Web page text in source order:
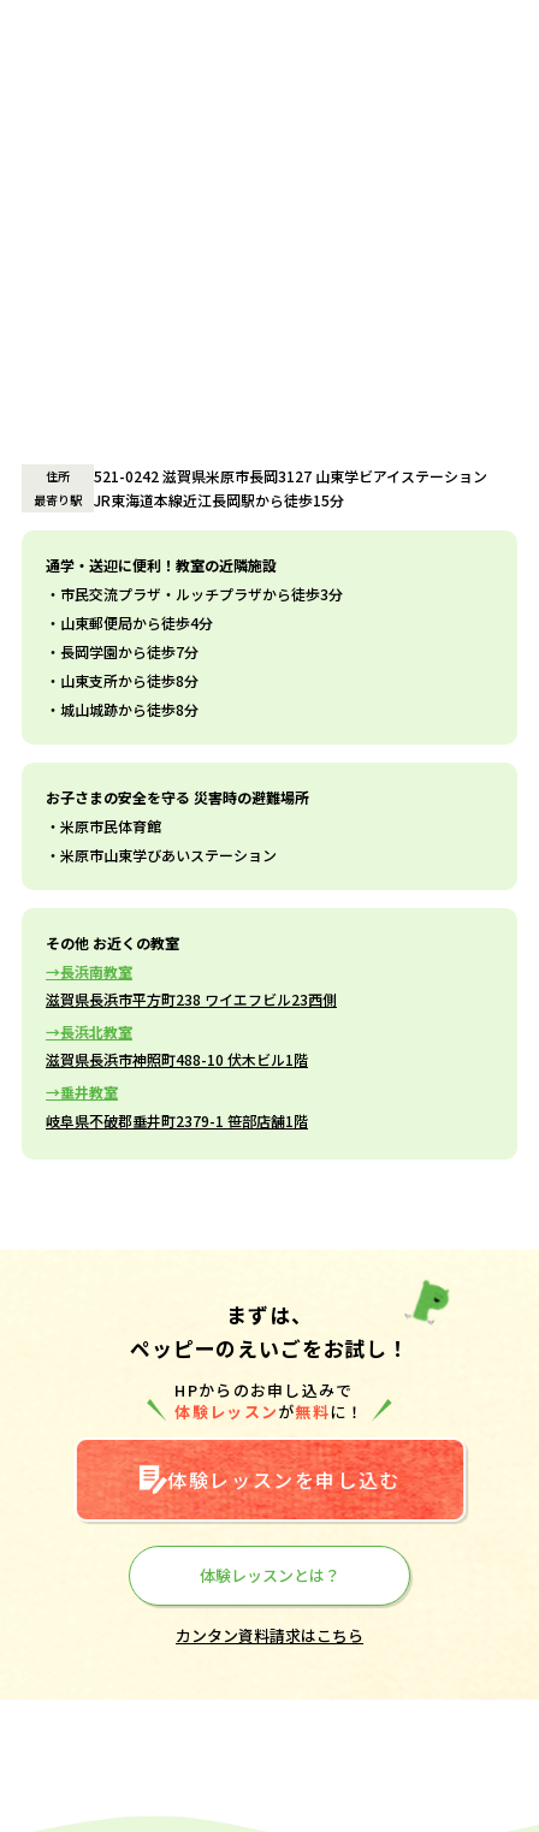
住所 521-0242 滋賀県米原市長岡3127 山東学ビアイステーション
最寄り駅 JR東海道本線近江長岡駅から徒歩15分
通学・送迎に便利！教室の近隣施設
市民交流プラザ・ルッチプラザから徒歩3分
山東郵便局から徒歩4分
長岡学園から徒歩7分
山東支所から徒歩8分
城山城跡から徒歩8分
お子さまの安全を守る 災害時の避難場所
米原市民体育館
米原市山東学びあいステーション
その他 お近くの教室
長浜南教室
滋賀県長浜市平方町238 ワイエフビル23西側
長浜北教室
滋賀県長浜市神照町488-10 伏木ビル1階
垂井教室
岐阜県不破郡垂井町2379-1 笹部店舗1階
まずは、
ペッピーのえいごをお試し！
HPからのお申し込みで
体験レッスンが無料に！
体験レッスンを申し込む
体験レッスンとは？
カンタン資料請求はこちら